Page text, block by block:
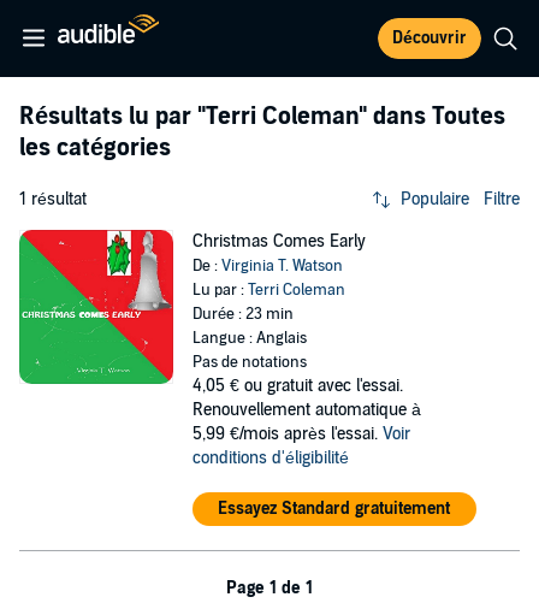
Découvrir
Résultats lu par "Terri Coleman" dans Toutes
les catégories
1 résultat Populaire Filtre
Christmas Comes Early
De :Virginia T. Watson
Lu par :Terri Coleman
Durée : 23 min
Langue : Anglais
Pas de notations
4,05 € ou gratuit avec l'essai.
Renouvellement automatique à
5,99 €/mois après l'essai. Voir
conditions d'éligibilité
Essayez Standard gratuitement
Page 1 de 1